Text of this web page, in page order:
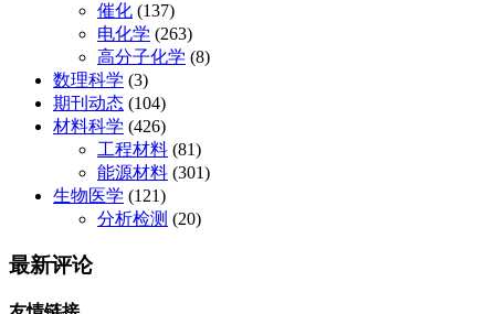
催化 (137)
电化学 (263)
高分子化学 (8)
数理科学 (3)
期刊动态 (104)
材料科学 (426)
工程材料 (81)
能源材料 (301)
生物医学 (121)
分析检测 (20)
最新评论